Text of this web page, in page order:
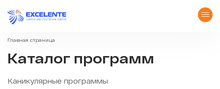
Главная страница
Каталог программ
Каникулярные программы